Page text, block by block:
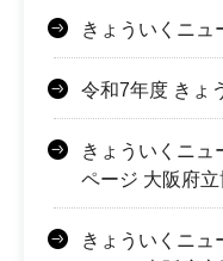
きょういくニュ
令和7年度 きょ
きょういくニュ
ページ 大阪府
きょういくニュ